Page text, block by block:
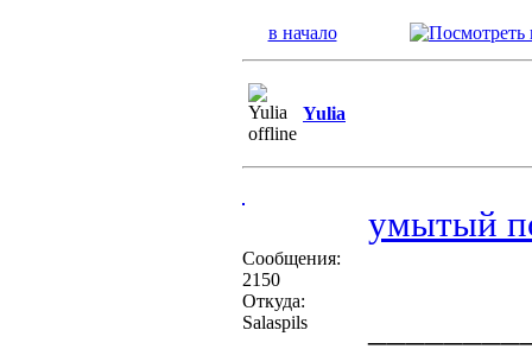
в начало
Yulia
Сообщения:
2150
Откуда:
Salaspils
умытый